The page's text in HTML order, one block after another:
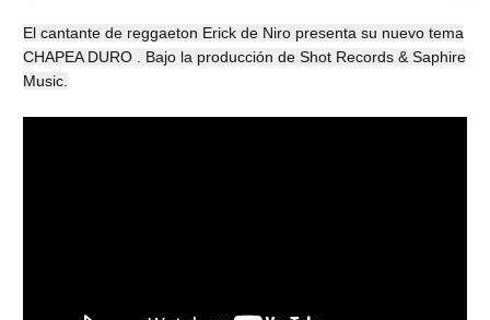
El cantante de reggaeton Erick de Niro presenta su nuevo tema
CHAPEA DURO . Bajo la producción de Shot Records & Saphire
Music.